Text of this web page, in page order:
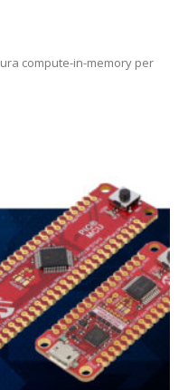
compute-in-memory per